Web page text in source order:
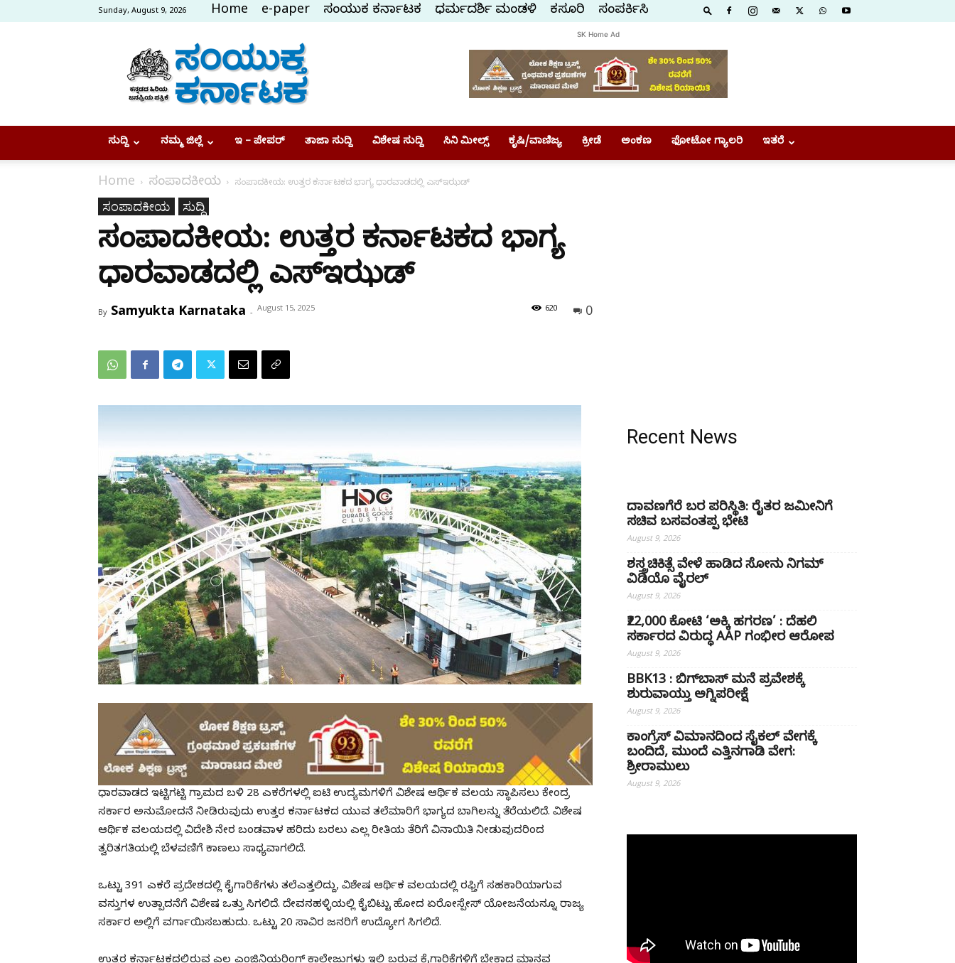
Sunday, August 9, 2026 Home e-paper ಸಂಯುಕ್ತ ಕರ್ನಾಟಕ ಧರ್ಮದರ್ಶಿ ಮಂಡಳಿ ಕಸ್ತೂರಿ ಸಂಪರ್ಕಿಸಿ
Samyukta
Karnataka
SK Home Ad
ಸುದ್ದಿ ನಮ್ಮ ಜಿಲ್ಲೆ ಇ – ಪೇಪರ್ ತಾಜಾ ಸುದ್ದಿ ವಿಶೇಷ ಸುದ್ದಿ ಸಿನಿ ಮೀಲ್ಸ್ ಕೃಷಿ/ವಾಣಿಜ್ಯ ಕ್ರೀಡೆ ಅಂಕಣ ಫೋಟೋ ಗ್ಯಾಲರಿ ಇತರೆ
Home ಸಂಪಾದಕೀಯ ಸಂಪಾದಕೀಯ: ಉತ್ತರ ಕರ್ನಾಟಕದ ಭಾಗ್ಯ ಧಾರವಾಡದಲ್ಲಿ ಎಸ್‌ಇಝಡ್
ಸಂಪಾದಕೀಯ ಸುದ್ದಿ
ಸಂಪಾದಕೀಯ: ಉತ್ತರ ಕರ್ನಾಟಕದ ಭಾಗ್ಯ
ಧಾರವಾಡದಲ್ಲಿ ಎಸ್‌ಇಝಡ್
By Samyukta Karnataka - August 15, 2025 0
620
ಧಾರವಾಡದ ಇಟ್ಟಿಗಟ್ಟಿ ಗ್ರಾಮದ ಬಳಿ 28 ಎಕರೆಗಳಲ್ಲಿ ಐಟಿ ಉದ್ಯಮಗಳಿಗೆ ವಿಶೇಷ ಆರ್ಥಿಕ ವಲಯ ಸ್ಥಾಪಿಸಲು ಕೇಂದ್ರ
ಸರ್ಕಾರ ಅನುಮೋದನೆ ನೀಡಿರುವುದು ಉತ್ತರ ಕರ್ನಾಟಕದ ಯುವ ತಲೆಮಾರಿಗೆ ಭಾಗ್ಯದ ಬಾಗಿಲನ್ನು ತೆರೆಯಲಿದೆ. ವಿಶೇಷ
ಆರ್ಥಿಕ ವಲಯದಲ್ಲಿ ವಿದೇಶಿ ನೇರ ಬಂಡವಾಳ ಹರಿದು ಬರಲು ಎಲ್ಲ ರೀತಿಯ ತೆರಿಗೆ ವಿನಾಯಿತಿ ನೀಡುವುದರಿಂದ
ತ್ವರಿತಗತಿಯಲ್ಲಿ ಬೆಳವಣಿಗೆ ಕಾಣಲು ಸಾಧ್ಯವಾಗಲಿದೆ.
ಒಟ್ಟು 391 ಎಕರೆ ಪ್ರದೇಶದಲ್ಲಿ ಕೈಗಾರಿಕೆಗಳು ತಲೆಎತ್ತಲಿದ್ದು, ವಿಶೇಷ ಆರ್ಥಿಕ ವಲಯದಲ್ಲಿ ರಫ್ತಿಗೆ ಸಹಕಾರಿಯಾಗುವ
ವಸ್ತುಗಳ ಉತ್ಪಾದನೆಗೆ ವಿಶೇಷ ಒತ್ತು ಸಿಗಲಿದೆ. ದೇವನಹಳ್ಳಿಯಲ್ಲಿ ಕೈಬಿಟ್ಟು ಹೋದ ಏರೋಸ್ಪೇಸ್ ಯೋಜನೆಯನ್ನೂ ರಾಜ್ಯ
ಸರ್ಕಾರ ಅಲ್ಲಿಗೆ ವರ್ಗಾಯಿಸಬಹುದು. ಒಟ್ಟು 20 ಸಾವಿರ ಜನರಿಗೆ ಉದ್ಯೋಗ ಸಿಗಲಿದೆ.
Recent News
ದಾವಣಗೆರೆ ಬರ ಪರಿಸ್ಥಿತಿ: ರೈತರ ಜಮೀನಿಗೆ
ಸಚಿವ ಬಸವಂತಪ್ಪ ಭೇಟಿ
August 9, 2026
ಶಸ್ತ್ರಚಿಕಿತ್ಸೆ ವೇಳೆ ಹಾಡಿದ ಸೋನು ನಿಗಮ್
ವಿಡಿಯೊ ವೈರಲ್
August 9, 2026
₹22,000 ಕೋಟಿ ‘ಅಕ್ಕಿ ಹಗರಣ’ : ದೆಹಲಿ
ಸರ್ಕಾರದ ವಿರುದ್ಧ AAP ಗಂಭೀರ ಆರೋಪ
August 9, 2026
BBK13 : ಬಿಗ್‌ಬಾಸ್‌ ಮನೆ ಪ್ರವೇಶಕ್ಕೆ
ಶುರುವಾಯ್ತು ಅಗ್ನಿಪರೀಕ್ಷೆ
August 9, 2026
ಕಾಂಗ್ರೆಸ್‌ ವಿಮಾನದಿಂದ ಸೈಕಲ್ ವೇಗಕ್ಕೆ
ಬಂದಿದೆ, ಮುಂದೆ ಎತ್ತಿನಗಾಡಿ ವೇಗ:
ಶ್ರೀರಾಮುಲು
August 9, 2026